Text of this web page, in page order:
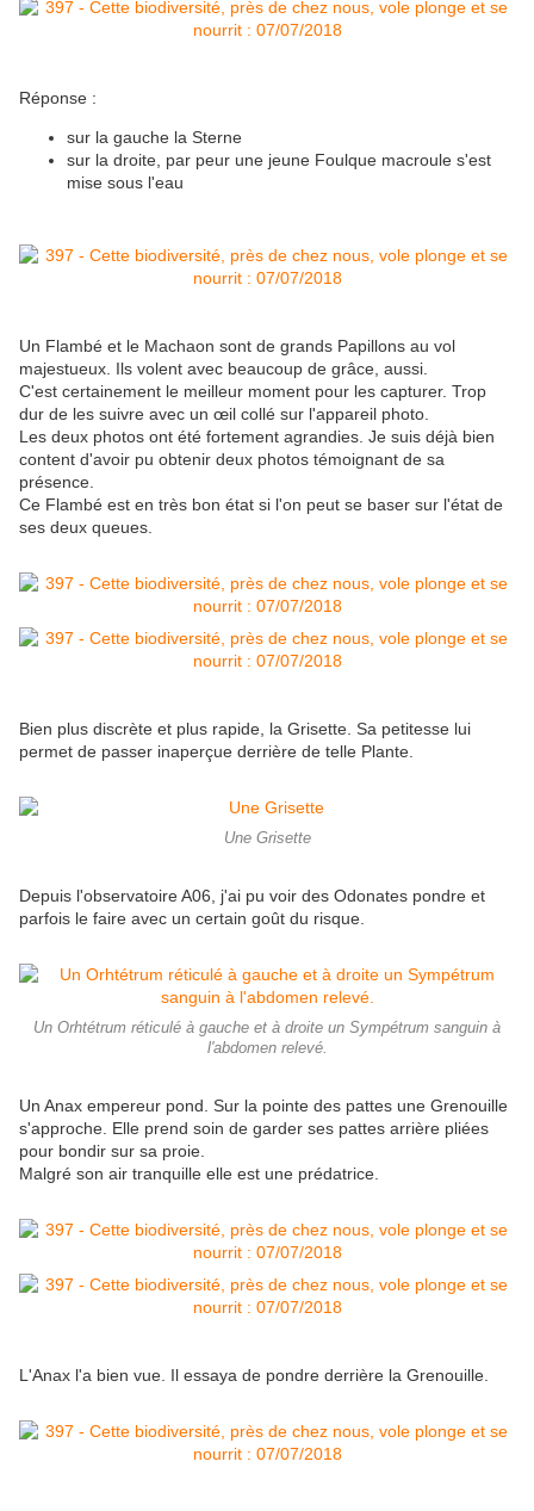
Réponse :
sur la gauche la Sterne
sur la droite, par peur une jeune Foulque macroule s'est
mise sous l'eau
Un Flambé et le Machaon sont de grands Papillons au vol
majestueux. Ils volent avec beaucoup de grâce, aussi.
C'est certainement le meilleur moment pour les capturer. Trop
dur de les suivre avec un œil collé sur l'appareil photo.
Les deux photos ont été fortement agrandies. Je suis déjà bien
content d'avoir pu obtenir deux photos témoignant de sa
présence.
Ce Flambé est en très bon état si l'on peut se baser sur l'état de
ses deux queues.
Bien plus discrète et plus rapide, la Grisette. Sa petitesse lui
permet de passer inaperçue derrière de telle Plante.
Une Grisette
Depuis l'observatoire A06, j'ai pu voir des Odonates pondre et
parfois le faire avec un certain goût du risque.
Un Orhtétrum réticulé à gauche et à droite un Sympétrum sanguin à
l'abdomen relevé.
Un Anax empereur pond. Sur la pointe des pattes une Grenouille
s'approche. Elle prend soin de garder ses pattes arrière pliées
pour bondir sur sa proie.
Malgré son air tranquille elle est une prédatrice.
L'Anax l'a bien vue. Il essaya de pondre derrière la Grenouille.